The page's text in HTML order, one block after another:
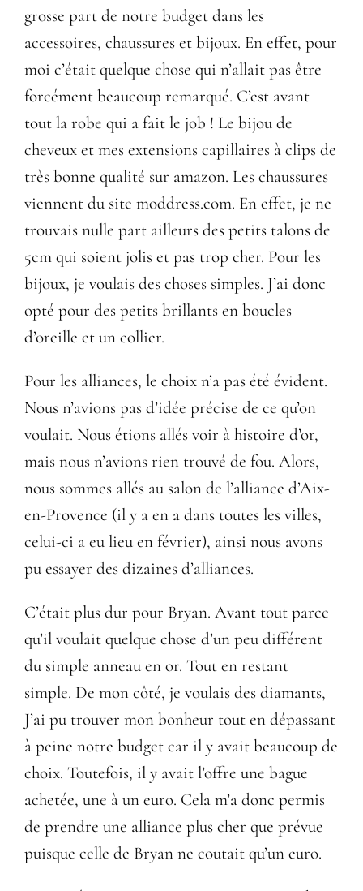
grosse part de notre budget dans les
accessoires, chaussures et bijoux. En effet, pour
moi c’était quelque chose qui n’allait pas être
forcément beaucoup remarqué. C’est avant
tout la robe qui a fait le job ! Le bijou de
cheveux et mes extensions capillaires à clips de
très bonne qualité sur amazon. Les chaussures
viennent du site moddress.com. En effet, je ne
trouvais nulle part ailleurs des petits talons de
5cm qui soient jolis et pas trop cher. Pour les
bijoux, je voulais des choses simples. J’ai donc
opté pour des petits brillants en boucles
d’oreille et un collier.
Pour les alliances, le choix n’a pas été évident.
Nous n’avions pas d’idée précise de ce qu’on
voulait. Nous étions allés voir à histoire d’or,
mais nous n’avions rien trouvé de fou. Alors,
nous sommes allés au salon de l’alliance d’Aix-
en-Provence (il y a en a dans toutes les villes,
celui-ci a eu lieu en février), ainsi nous avons
pu essayer des dizaines d’alliances.
C’était plus dur pour Bryan. Avant tout parce
qu’il voulait quelque chose d’un peu différent
du simple anneau en or. Tout en restant
simple. De mon côté, je voulais des diamants,
J’ai pu trouver mon bonheur tout en dépassant
à peine notre budget car il y avait beaucoup de
choix. Toutefois, il y avait l’offre une bague
achetée, une à un euro. Cela m’a donc permis
de prendre une alliance plus cher que prévue
puisque celle de Bryan ne coutait qu’un euro.